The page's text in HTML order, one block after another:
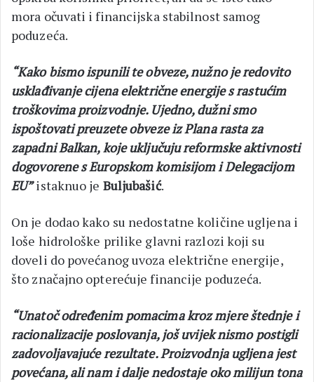
mora očuvati i financijska stabilnost samog
poduzeća.
“Kako bismo ispunili te obveze, nužno je redovito
usklađivanje cijena električne energije s rastućim
troškovima proizvodnje. Ujedno, dužni smo
ispoštovati preuzete obveze iz Plana rasta za
zapadni Balkan, koje uključuju reformske aktivnosti
dogovorene s Europskom komisijom i Delegacijom
EU”istaknuo je Buljubašić.
On je dodao kako su nedostatne količine ugljena i
loše hidrološke prilike glavni razlozi koji su
doveli do povećanog uvoza električne energije,
što značajno opterećuje financije poduzeća.
“Unatoč određenim pomacima kroz mjere štednje i
racionalizacije poslovanja, još uvijek nismo postigli
zadovoljavajuće rezultate. Proizvodnja ugljena jest
povećana, ali nam i dalje nedostaje oko milijun tona